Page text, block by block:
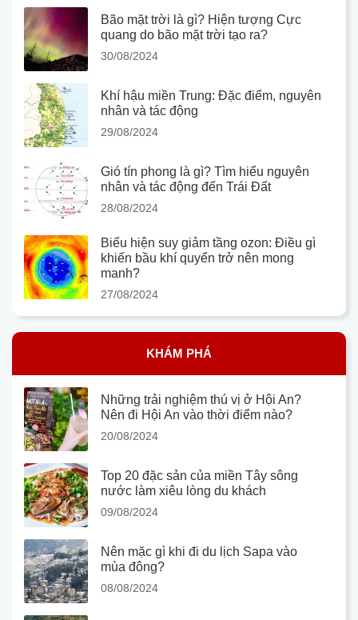
Bão mặt trời là gì? Hiện tượng Cực
quang do bão mặt trời tạo ra?
30/08/2024
Khí hậu miền Trung: Đặc điểm, nguyên
nhân và tác động
29/08/2024
Gió tín phong là gì? Tìm hiểu nguyên
nhân và tác động đến Trái Đất
28/08/2024
Biểu hiện suy giảm tầng ozon: Điều gì
khiến bầu khí quyển trở nên mong
manh?
27/08/2024
KHÁM PHÁ
Những trải nghiệm thú vị ở Hội An?
Nên đi Hội An vào thời điểm nào?
20/08/2024
Top 20 đặc sản của miền Tây sông
nước làm xiêu lòng du khách
09/08/2024
Nên mặc gì khi đi du lịch Sapa vào
mùa đông?
08/08/2024